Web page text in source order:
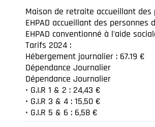
Maison de retraite accueillant
EHPAD accueillant des
EHPAD conventionné à l'aide
Tarifs 2024 :
Hébergement journalier : 67.19 €
Dépendance Journalier
Dépendance Journalier
• G.I.R 1 & 2 : 24,43 €
• G.I.R 3 & 4 : 15,50 €
• G.I.R 5 & 6 : 6,58 €